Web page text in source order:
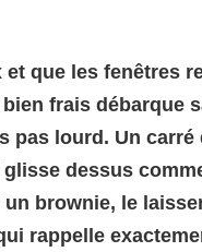
que les fenêtres
frais débarque
pas lourd. Un carré
dessus
un brownie, le
rappelle